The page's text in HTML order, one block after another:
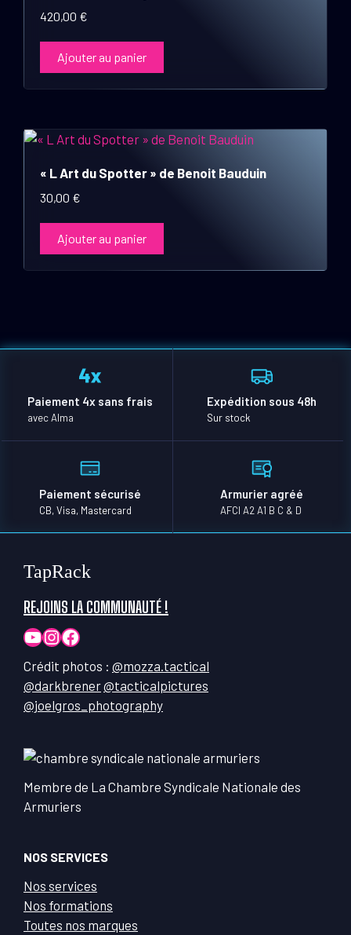
420,00 €
Ajouter au panier
« L Art du Spotter » de Benoit Bauduin
30,00 €
Ajouter au panier
Paiement 4x sans frais
avec Alma
Expédition sous 48h
Sur stock
Paiement sécurisé
CB, Visa, Mastercard
Armurier agréé
AFCI A2 A1 B C & D
TapRack
REJOINS LA COMMUNAUTÉ !
YouTube
Instagram
Facebook
Crédit photos : @mozza.tactical
@darkbrener@tacticalpictures
@joelgros_photography
Membre de La Chambre Syndicale Nationale des
Armuriers
NOS SERVICES
Nos services
Nos formations
Toutes nos marques